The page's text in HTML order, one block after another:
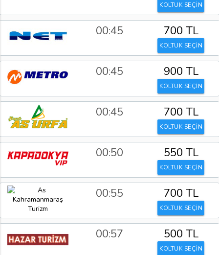
KOLTUK SEÇİN
00:45 700 TL
KOLTUK SEÇİN
00:45 900 TL
KOLTUK SEÇİN
00:45 700 TL
KOLTUK SEÇİN
00:50 550 TL
KOLTUK SEÇİN
00:55 700 TL
KOLTUK SEÇİN
00:57 500 TL
KOLTUK SEÇİN